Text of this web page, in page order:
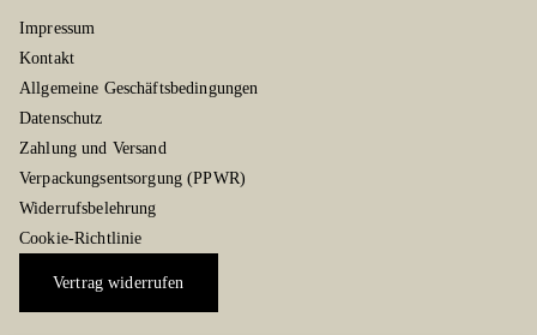
Impressum
Kontakt
Allgemeine Geschäftsbedingungen
Datenschutz
Zahlung und Versand
Verpackungsentsorgung (PPWR)
Widerrufsbelehrung
Cookie-Richtlinie
Vertrag widerrufen